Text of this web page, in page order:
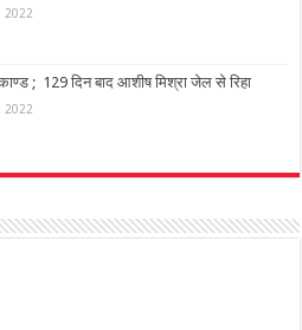
2022
; 129 दिन बाद आशीष मिश्रा जेल से रिहा
2022